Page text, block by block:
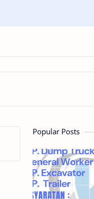
Popular Posts